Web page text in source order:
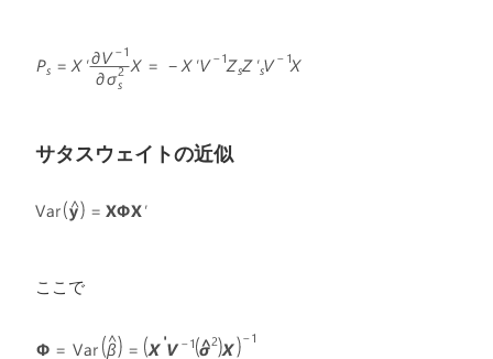
サタスウェイトの近似
ここで